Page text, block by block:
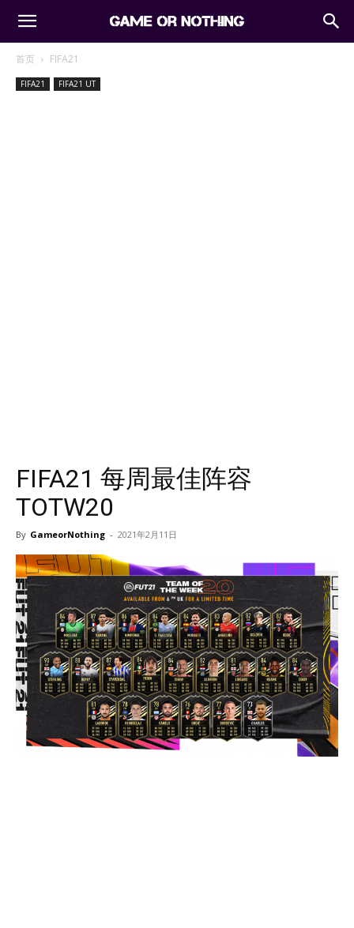
首页 FIFA21
FIFA21 FIFA21 UT
FIFA21 每周最佳阵容
TOTW20
By GameorNothing - 2021年2月11日